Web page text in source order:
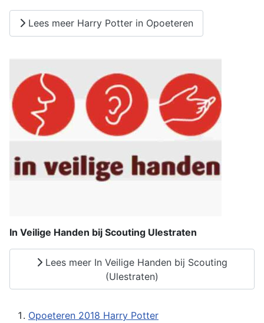
Lees meer Harry Potter in Opoeteren
In Veilige Handen bij Scouting Ulestraten
Lees meer In Veilige Handen bij Scouting
(Ulestraten)
Opoeteren 2018 Harry Potter